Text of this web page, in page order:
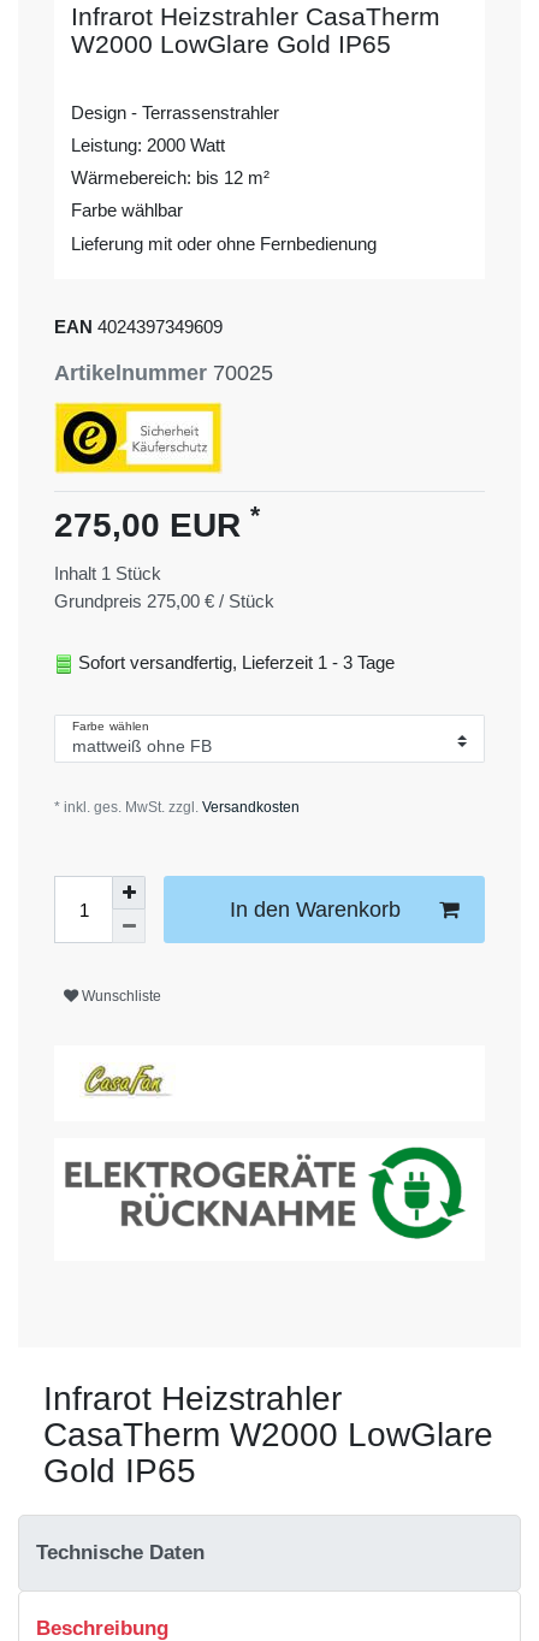
Infrarot Heizstrahler CasaTherm
W2000 LowGlare Gold IP65
Design - Terrassenstrahler
Leistung: 2000 Watt
Wärmebereich: bis 12 m²
Farbe wählbar
Lieferung mit oder ohne Fernbedienung
EAN 4024397349609
Artikelnummer 70025
275,00 EUR *
Inhalt 1 Stück
Grundpreis 275,00 € / Stück
Sofort versandfertig, Lieferzeit 1 - 3 Tage
Farbe wählen
* inkl. ges. MwSt. zzgl. Versandkosten
In den Warenkorb
Wunschliste
Infrarot Heizstrahler
CasaTherm W2000 LowGlare
Gold IP65
Technische Daten
Beschreibung